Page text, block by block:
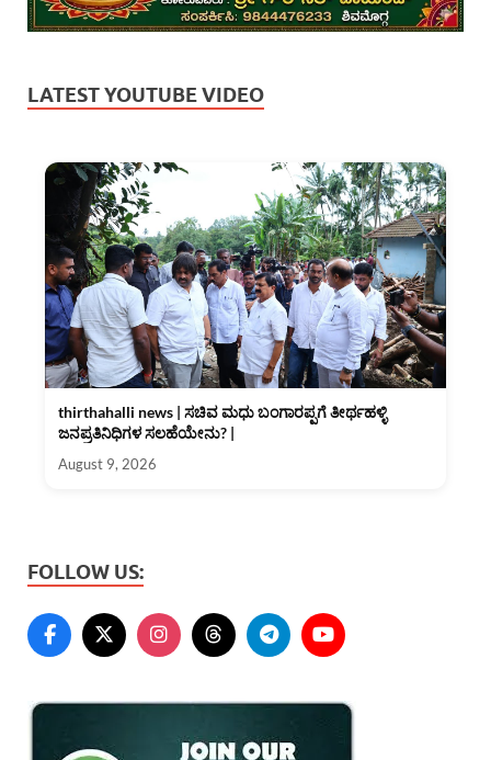
LATEST YOUTUBE VIDEO
thirthahalli news | ಸಚಿವ ಮಧು ಬಂಗಾರಪ್ಪಗೆ ತೀರ್ಥಹಳ್ಳಿ
ಜನಪ್ರತಿನಿಧಿಗಳ ಸಲಹೆಯೇನು? |
August 9, 2026
FOLLOW US: